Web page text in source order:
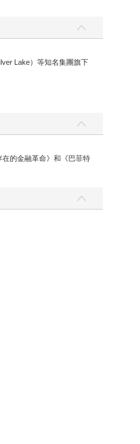
Lake）等知名集團旗下
的金融革命》和《巴菲特